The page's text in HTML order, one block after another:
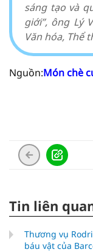
sáng tạo và
giới”, ông Lý
Văn hóa, Thể
Nguồn:Món chè
Tin liên
Thương vụ
báu vật của